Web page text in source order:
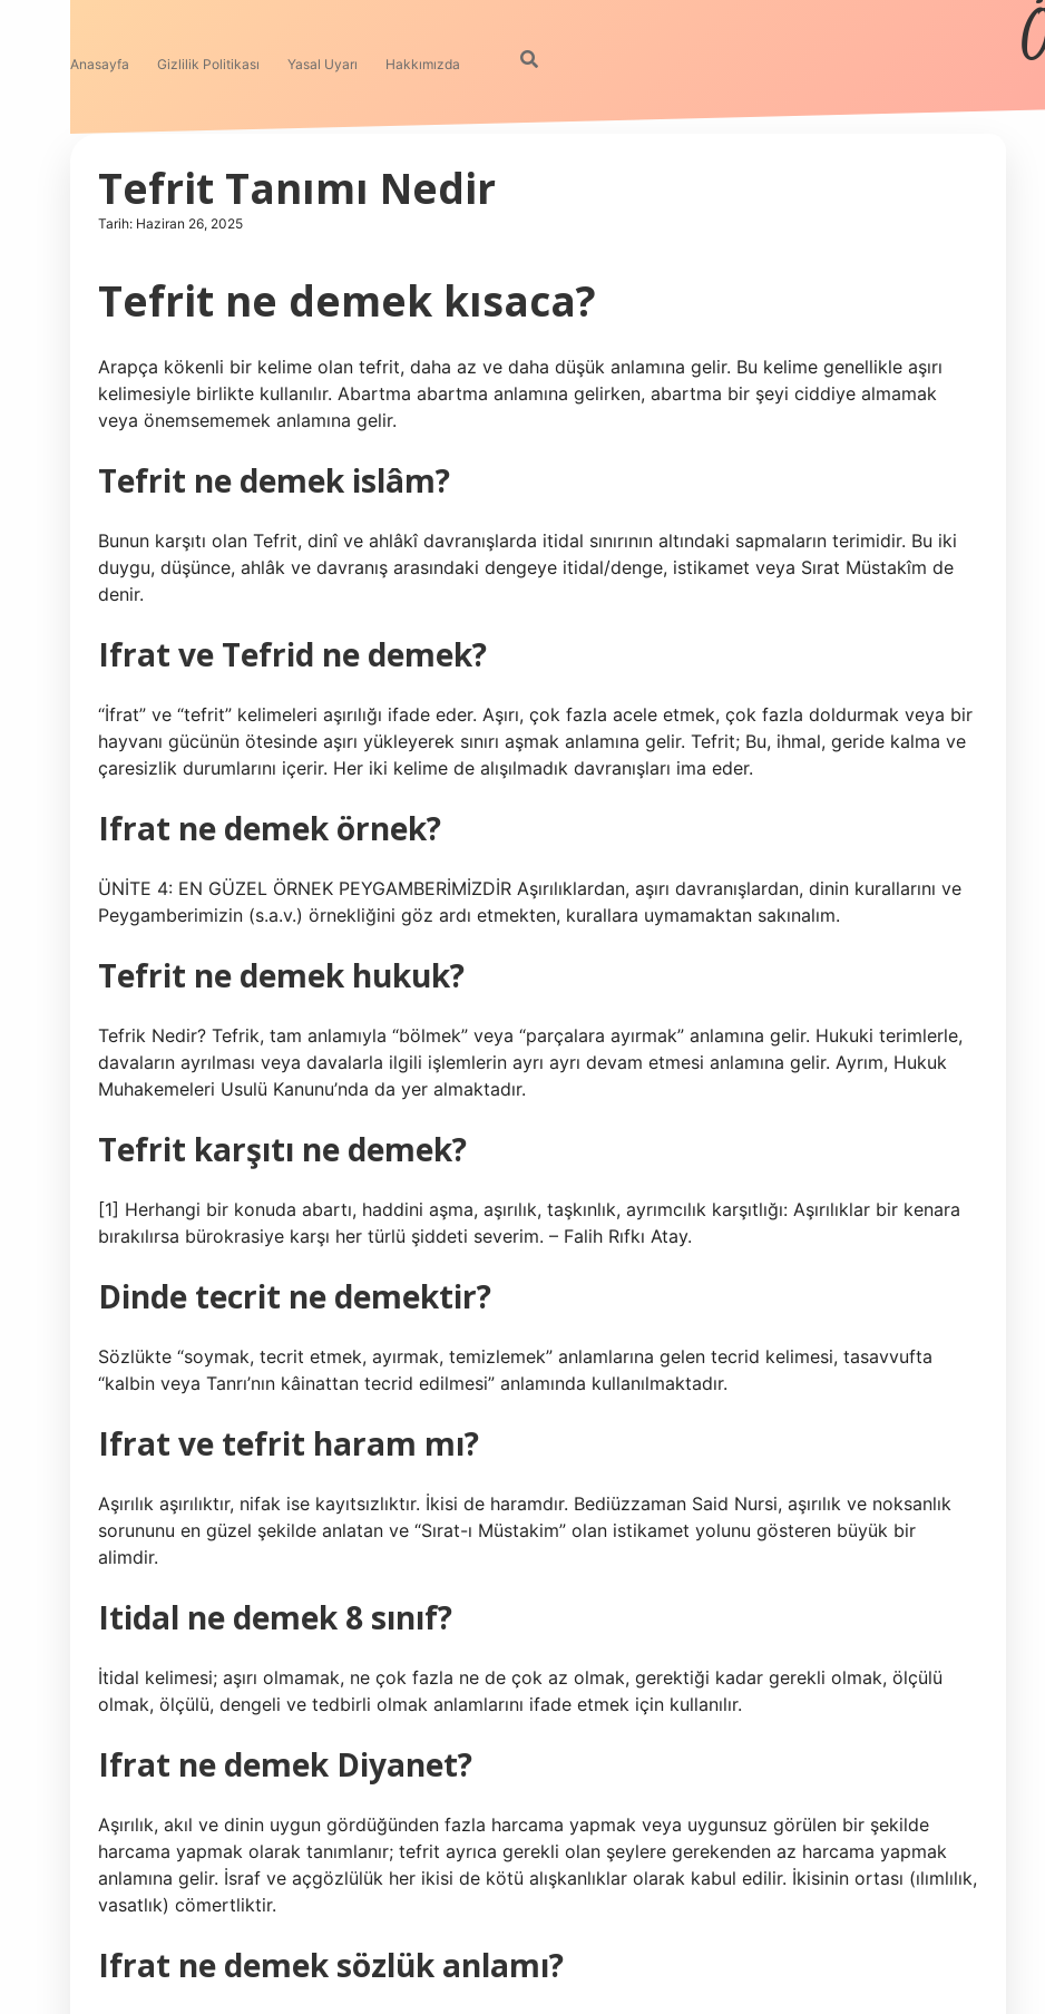
Anasayfa Gizlilik Politikası Yasal Uyarı Hakkımızda
Tefrit Tanımı Nedir
Tarih: Haziran 26, 2025
Tefrit ne demek kısaca?
Arapça kökenli bir kelime olan tefrit, daha az ve daha düşük anlamına gelir. Bu kelime genellikle aşırı
kelimesiyle birlikte kullanılır. Abartma abartma anlamına gelirken, abartma bir şeyi ciddiye almamak
veya önemsememek anlamına gelir.
Tefrit ne demek islâm?
Bunun karşıtı olan Tefrit, dinî ve ahlâkî davranışlarda itidal sınırının altındaki sapmaların terimidir. Bu iki
duygu, düşünce, ahlâk ve davranış arasındaki dengeye itidal/denge, istikamet veya Sırat Müstakîm de
denir.
Ifrat ve Tefrid ne demek?
“İfrat” ve “tefrit” kelimeleri aşırılığı ifade eder. Aşırı, çok fazla acele etmek, çok fazla doldurmak veya bir
hayvanı gücünün ötesinde aşırı yükleyerek sınırı aşmak anlamına gelir. Tefrit; Bu, ihmal, geride kalma ve
çaresizlik durumlarını içerir. Her iki kelime de alışılmadık davranışları ima eder.
Ifrat ne demek örnek?
ÜNİTE 4: EN GÜZEL ÖRNEK PEYGAMBERİMİZDİR Aşırılıklardan, aşırı davranışlardan, dinin kurallarını ve
Peygamberimizin (s.a.v.) örnekliğini göz ardı etmekten, kurallara uymamaktan sakınalım.
Tefrit ne demek hukuk?
Tefrik Nedir? Tefrik, tam anlamıyla “bölmek” veya “parçalara ayırmak” anlamına gelir. Hukuki terimlerle,
davaların ayrılması veya davalarla ilgili işlemlerin ayrı ayrı devam etmesi anlamına gelir. Ayrım, Hukuk
Muhakemeleri Usulü Kanunu’nda da yer almaktadır.
Tefrit karşıtı ne demek?
[1] Herhangi bir konuda abartı, haddini aşma, aşırılık, taşkınlık, ayrımcılık karşıtlığı: Aşırılıklar bir kenara
bırakılırsa bürokrasiye karşı her türlü şiddeti severim. – Falih Rıfkı Atay.
Dinde tecrit ne demektir?
Sözlükte “soymak, tecrit etmek, ayırmak, temizlemek” anlamlarına gelen tecrid kelimesi, tasavvufta
“kalbin veya Tanrı’nın kâinattan tecrid edilmesi” anlamında kullanılmaktadır.
Ifrat ve tefrit haram mı?
Aşırılık aşırılıktır, nifak ise kayıtsızlıktır. İkisi de haramdır. Bediüzzaman Said Nursi, aşırılık ve noksanlık
sorununu en güzel şekilde anlatan ve “Sırat-ı Müstakim” olan istikamet yolunu gösteren büyük bir
alimdir.
Itidal ne demek 8 sınıf?
İtidal kelimesi; aşırı olmamak, ne çok fazla ne de çok az olmak, gerektiği kadar gerekli olmak, ölçülü
olmak, ölçülü, dengeli ve tedbirli olmak anlamlarını ifade etmek için kullanılır.
Ifrat ne demek Diyanet?
Aşırılık, akıl ve dinin uygun gördüğünden fazla harcama yapmak veya uygunsuz görülen bir şekilde
harcama yapmak olarak tanımlanır; tefrit ayrıca gerekli olan şeylere gerekenden az harcama yapmak
anlamına gelir. İsraf ve açgözlülük her ikisi de kötü alışkanlıklar olarak kabul edilir. İkisinin ortası (ılımlılık,
vasatlık) cömertliktir.
Ifrat ne demek sözlük anlamı?